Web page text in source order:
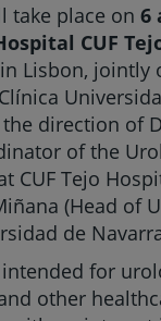
take place on 6
CUF
in Lisbon, jointly
the direction of
of the
CUF Tejo
(Head of
de
for
other